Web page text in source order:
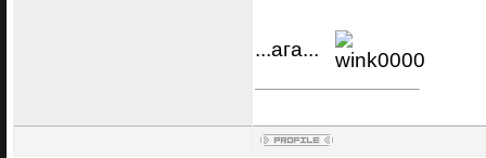
...ага...